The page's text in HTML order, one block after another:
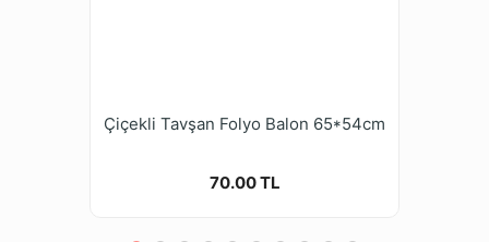
Çiçekli Tavşan Folyo Balon 65*54cm
70.00 TL